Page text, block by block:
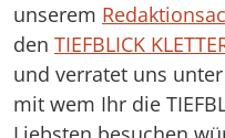
unserem
den TIEFBLICK
und verratet uns
mit wem Ihr die